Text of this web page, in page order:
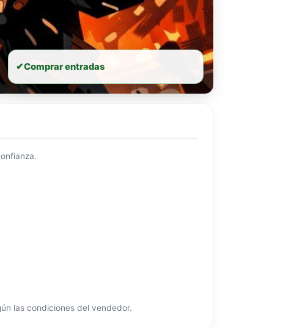
✔Comprar entradas
las condiciones del vendedor.